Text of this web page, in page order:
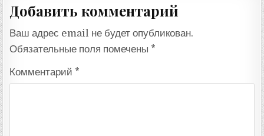
Добавить комментарий
Ваш адрес email не будет опубликован.
Обязательные поля помечены *
Комментарий *